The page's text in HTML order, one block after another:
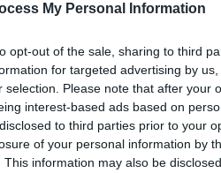
My Personal Information
opt-out of the sale, sharing to third
for targeted advertising by
selection. Please note that after your
interest-based ads based on
to third parties prior to your
of your personal information by
This information may also be